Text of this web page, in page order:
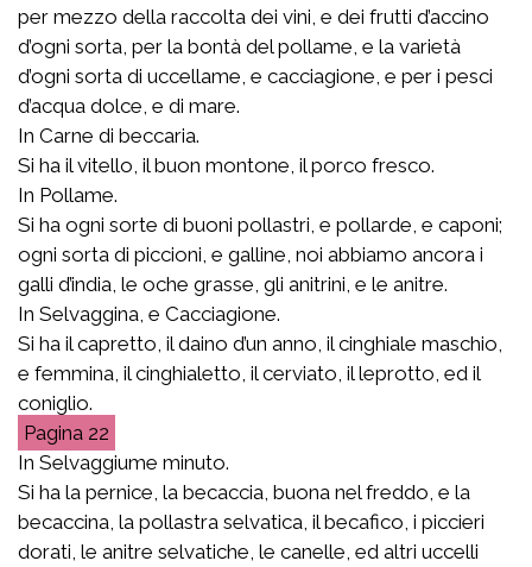
per mezzo della raccolta dei vini, e dei frutti d’accino
d’ogni sorta, per la bontà del pollame, e la varietà
d’ogni sorta di uccellame, e cacciagione, e per i pesci
d’acqua dolce, e di mare.
In Carne di beccaria.
Si ha il vitello, il buon montone, il porco fresco.
In Pollame.
Si ha ogni sorte di buoni pollastri, e pollarde, e caponi;
ogni sorta di piccioni, e galline, noi abbiamo ancora i
galli d’india, le oche grasse, gli anitrini, e le anitre.
In Selvaggina, e Cacciagione.
Si ha il capretto, il daino d’un anno, il cinghiale maschio,
e femmina, il cinghialetto, il cerviato, il leprotto, ed il
coniglio.
22
In Selvaggiume minuto.
Si ha la pernice, la becaccia, buona nel freddo, e la
becaccina, la pollastra selvatica, il becafico, i piccieri
dorati, le anitre selvatiche, le canelle, ed altri uccelli